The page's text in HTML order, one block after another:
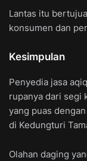
Lantas itu
konsumen dan
Kesimpulan
Penyedia jasa
rupanya dari segi
yang puas
di Kedungturi
Olahan daging